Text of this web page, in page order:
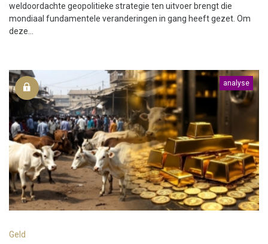
weldoordachte geopolitieke strategie ten uitvoer brengt die
mondiaal fundamentele veranderingen in gang heeft gezet. Om
deze...
analyse
Geld